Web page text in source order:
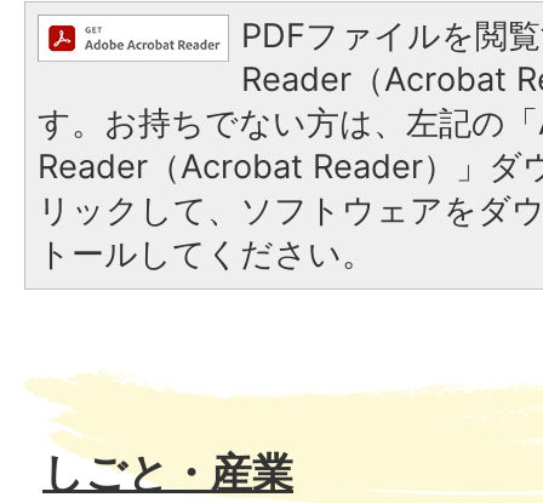
PDFファイルを閲
Reader（Acrobat
す。お持ちでない方は、左記の
Reader（Acrobat Reader）」ダ
リックして、ソフトウェアをダ
トールしてください。
しごと・産業